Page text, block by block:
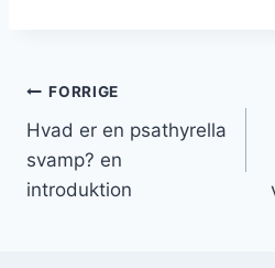
FORRIGE
Hvad er en psathyrella
svamp? en
introduktion